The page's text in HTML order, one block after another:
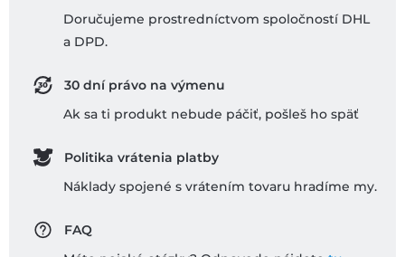
Doručujeme prostredníctvom spoločností DHL
a DPD.
30 dní právo na výmenu
Ak sa ti produkt nebude páčiť, pošleš ho späť
Politika vrátenia platby
Náklady spojené s vrátením tovaru hradíme my.
FAQ